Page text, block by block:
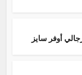
رجالي أوفر سايز